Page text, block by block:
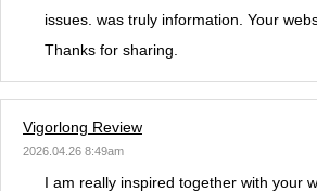
issues. was truly information. Your
Thanks for sharing.
Vigorlong Review
2026.04.26 8:49am
I am really inspired together with your